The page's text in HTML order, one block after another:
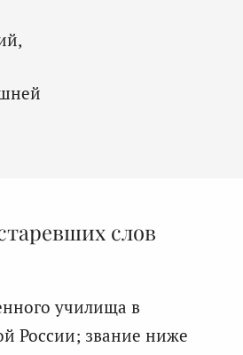
слов
училища в
России; звание ниже